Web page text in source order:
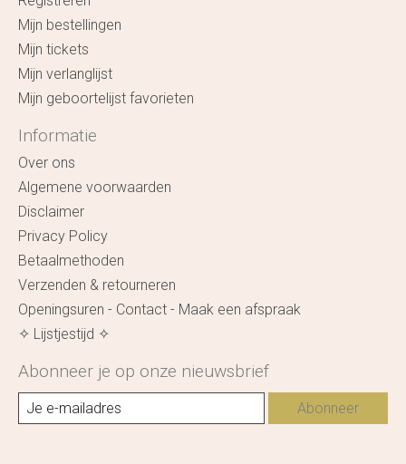
Mijn bestellingen
Mijn tickets
Mijn verlanglijst
Mijn geboortelijst favorieten
Informatie
Over ons
Algemene voorwaarden
Disclaimer
Privacy Policy
Betaalmethoden
Verzenden & retourneren
Openingsuren - Contact - Maak een afspraak
✧ Lijstjestijd ✧
Abonneer je op onze nieuwsbrief
Abonneer